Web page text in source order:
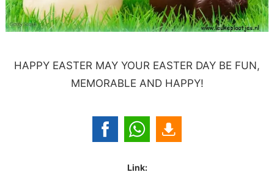
HAPPY EASTER MAY YOUR EASTER DAY BE FUN,
MEMORABLE AND HAPPY!
Link: